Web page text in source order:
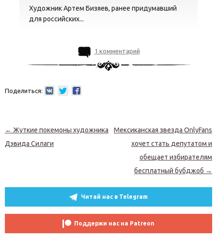
Художник Артем Бизяев, ранее придумавший
для российских...
1 комментарий
Поделиться:
Навигация по записям
← Жуткие покемоны художника
Дэвида Силаги
Мексиканская звезда OnlyFans
хочет стать депутатом и
обещает избирателям
бесплатный бубджоб →
Читай нас в Telegram
Поддержи нас на Patreon